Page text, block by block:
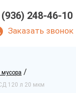
(936) 248-46-10
Заказать звонок
/
120 л 20 мкм